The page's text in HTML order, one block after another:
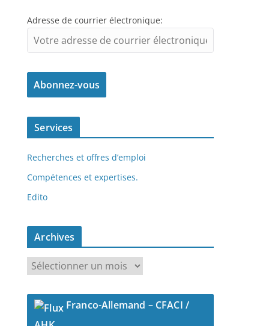
Adresse de courrier électronique:
Services
Recherches et offres d’emploi
Compétences et expertises.
Edito
Archives
A
r
c
Franco-Allemand – CFACI /